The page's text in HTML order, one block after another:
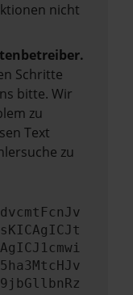
nicht
Schritte
bitte. Wir
zu
Text
zu